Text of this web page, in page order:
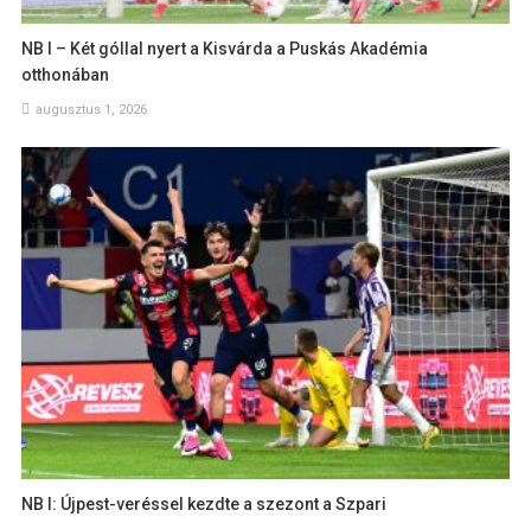
NB I – Két góllal nyert a Kisvárda a Puskás Akadémia
otthonában
augusztus 1, 2026
NB I: Újpest-veréssel kezdte a szezont a Szpari